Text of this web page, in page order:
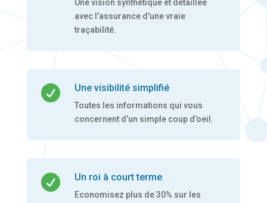
Une vision synthétique et détaillée
avec l'assurance d'une vraie
traçabilité.
 Une visibilité simplifié
Toutes les informations qui vous
concernent d’un simple coup d’oeil.
 Un roi à court terme
Economisez plus de 30% sur les